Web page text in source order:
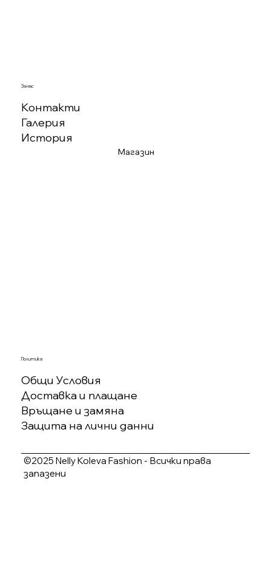
За нас
Контакти
Галерия
История
Магазин
Политика
Общи Условия
Доставка и плащане
Връщане и замяна
Защита на лични данни
©2025 Nelly Koleva Fashion - Всички права
запазени